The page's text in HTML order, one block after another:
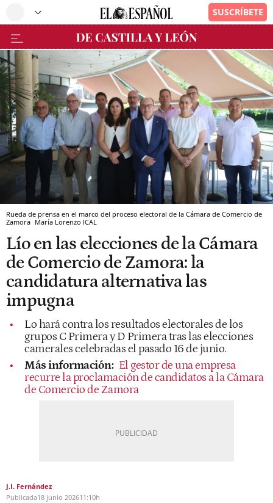
Rueda de prensa en el marco del proceso electoral de la Cámara de Comercio de
Zamora María Lorenzo ICAL
Lío en las elecciones de la Cámara
de Comercio de Zamora: la
candidatura alternativa las
impugna
Lo hará contra los resultados electorales de los
grupos C Primera y D Primera tras las elecciones
camerales celebradas el pasado 16 de junio.
Más información: El gestor de una empresa
recurre la proclamación de candidatos a la Cámara
de Comercio de Zamora
J.I. Fernández
Publicada18 junio 202611:10h